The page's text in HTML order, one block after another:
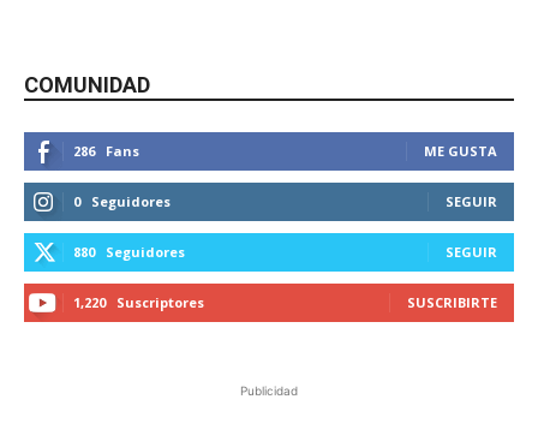
COMUNIDAD
286 Fans ME GUSTA
0 Seguidores SEGUIR
880 Seguidores SEGUIR
1,220 Suscriptores SUSCRIBIRTE
Publicidad